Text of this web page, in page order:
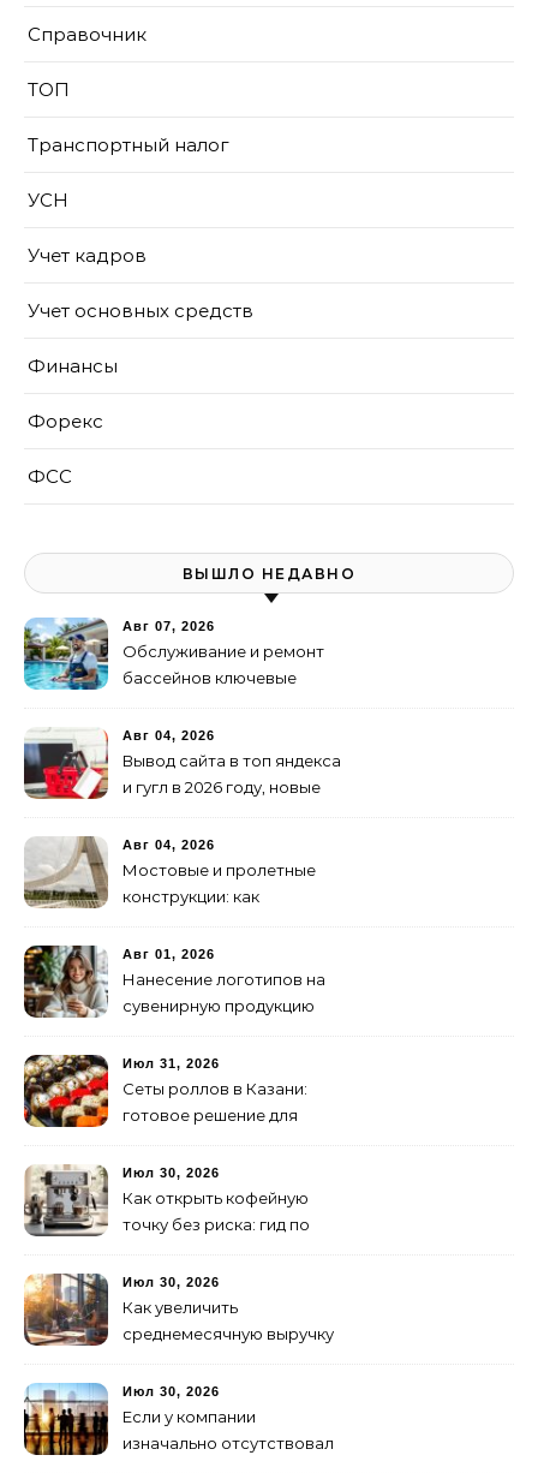
Справочник
ТОП
Транспортный налог
УСН
Учет кадров
Учет основных средств
Финансы
Форекс
ФСС
ВЫШЛО НЕДАВНО
Авг 07, 2026
Обслуживание и ремонт
бассейнов ключевые
Авг 04, 2026
Вывод сайта в топ яндекса
и гугл в 2026 году, новые
Авг 04, 2026
Мостовые и пролетные
конструкции: как
изготовление и поставку
Авг 01, 2026
Нанесение логотипов на
сувенирную продукцию
Июл 31, 2026
Сеты роллов в Казани:
готовое решение для
друзьями
Июл 30, 2026
Как открыть кофейную
точку без риска: гид по
Июл 30, 2026
Как увеличить
среднемесячную выручку
лишних затрат
Июл 30, 2026
Если у компании
изначально отсутствовал